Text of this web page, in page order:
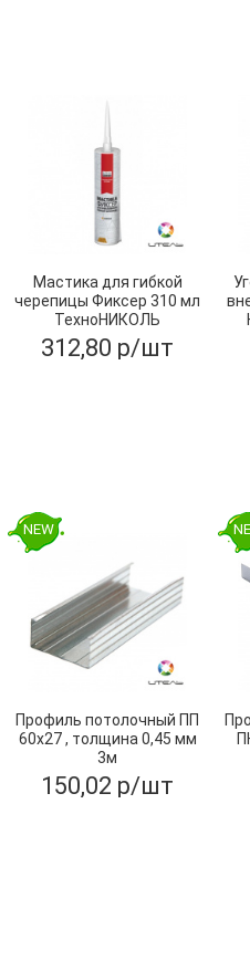
Мастика для гибкой
черепицы Фиксер 310 мл
ТехноНИКОЛЬ
312,80 р/шт
NEW
Профиль потолочный ПП
60х27 , толщина 0,45 мм
3м
150,02 р/шт